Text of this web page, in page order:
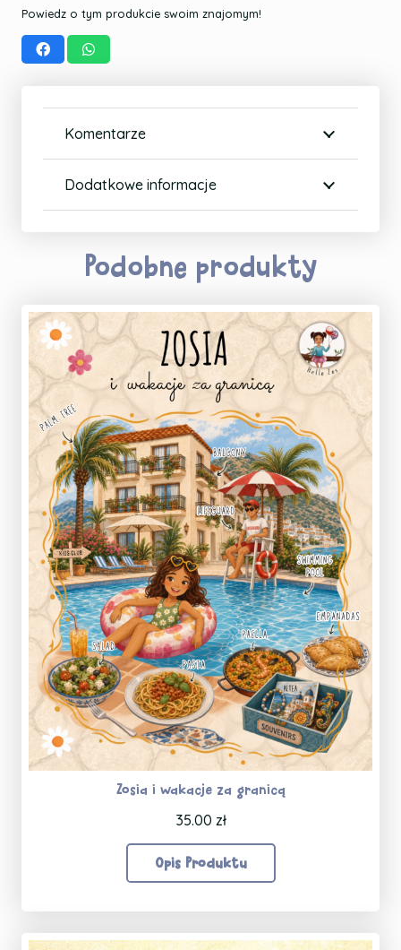
Powiedz o tym produkcie swoim znajomym!
Komentarze
Dodatkowe informacje
Podobne produkty
Zosia i wakacje za granicą
35.00 zł
Opis Produktu